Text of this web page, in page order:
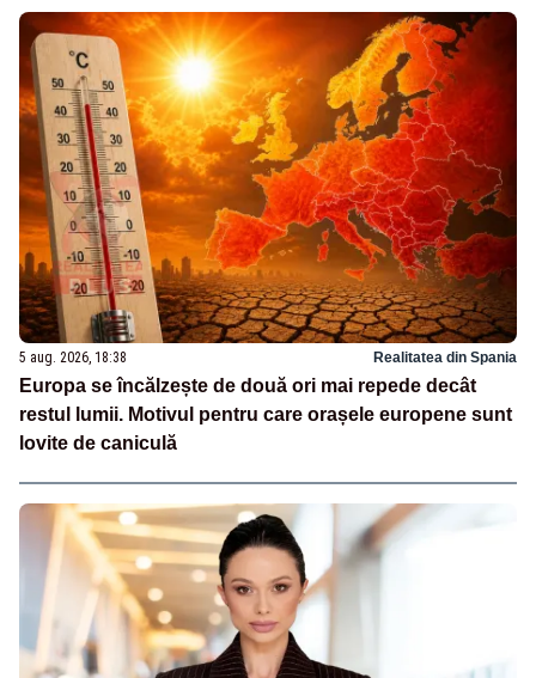
5 aug. 2026, 18:38 Realitatea din Spania
Europa se încălzește de două ori mai repede decât
restul lumii. Motivul pentru care orașele europene sunt
lovite de caniculă